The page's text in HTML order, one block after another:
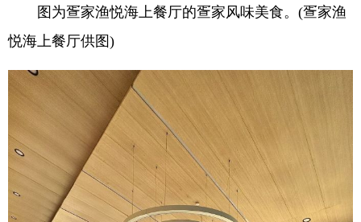
图为疍家渔悦海上餐厅的疍家风味美食。(疍家渔
悦海上餐厅供图)